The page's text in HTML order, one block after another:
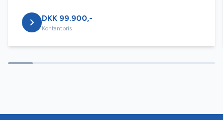
Isofix
DKK 99.900,-
Kontantpris